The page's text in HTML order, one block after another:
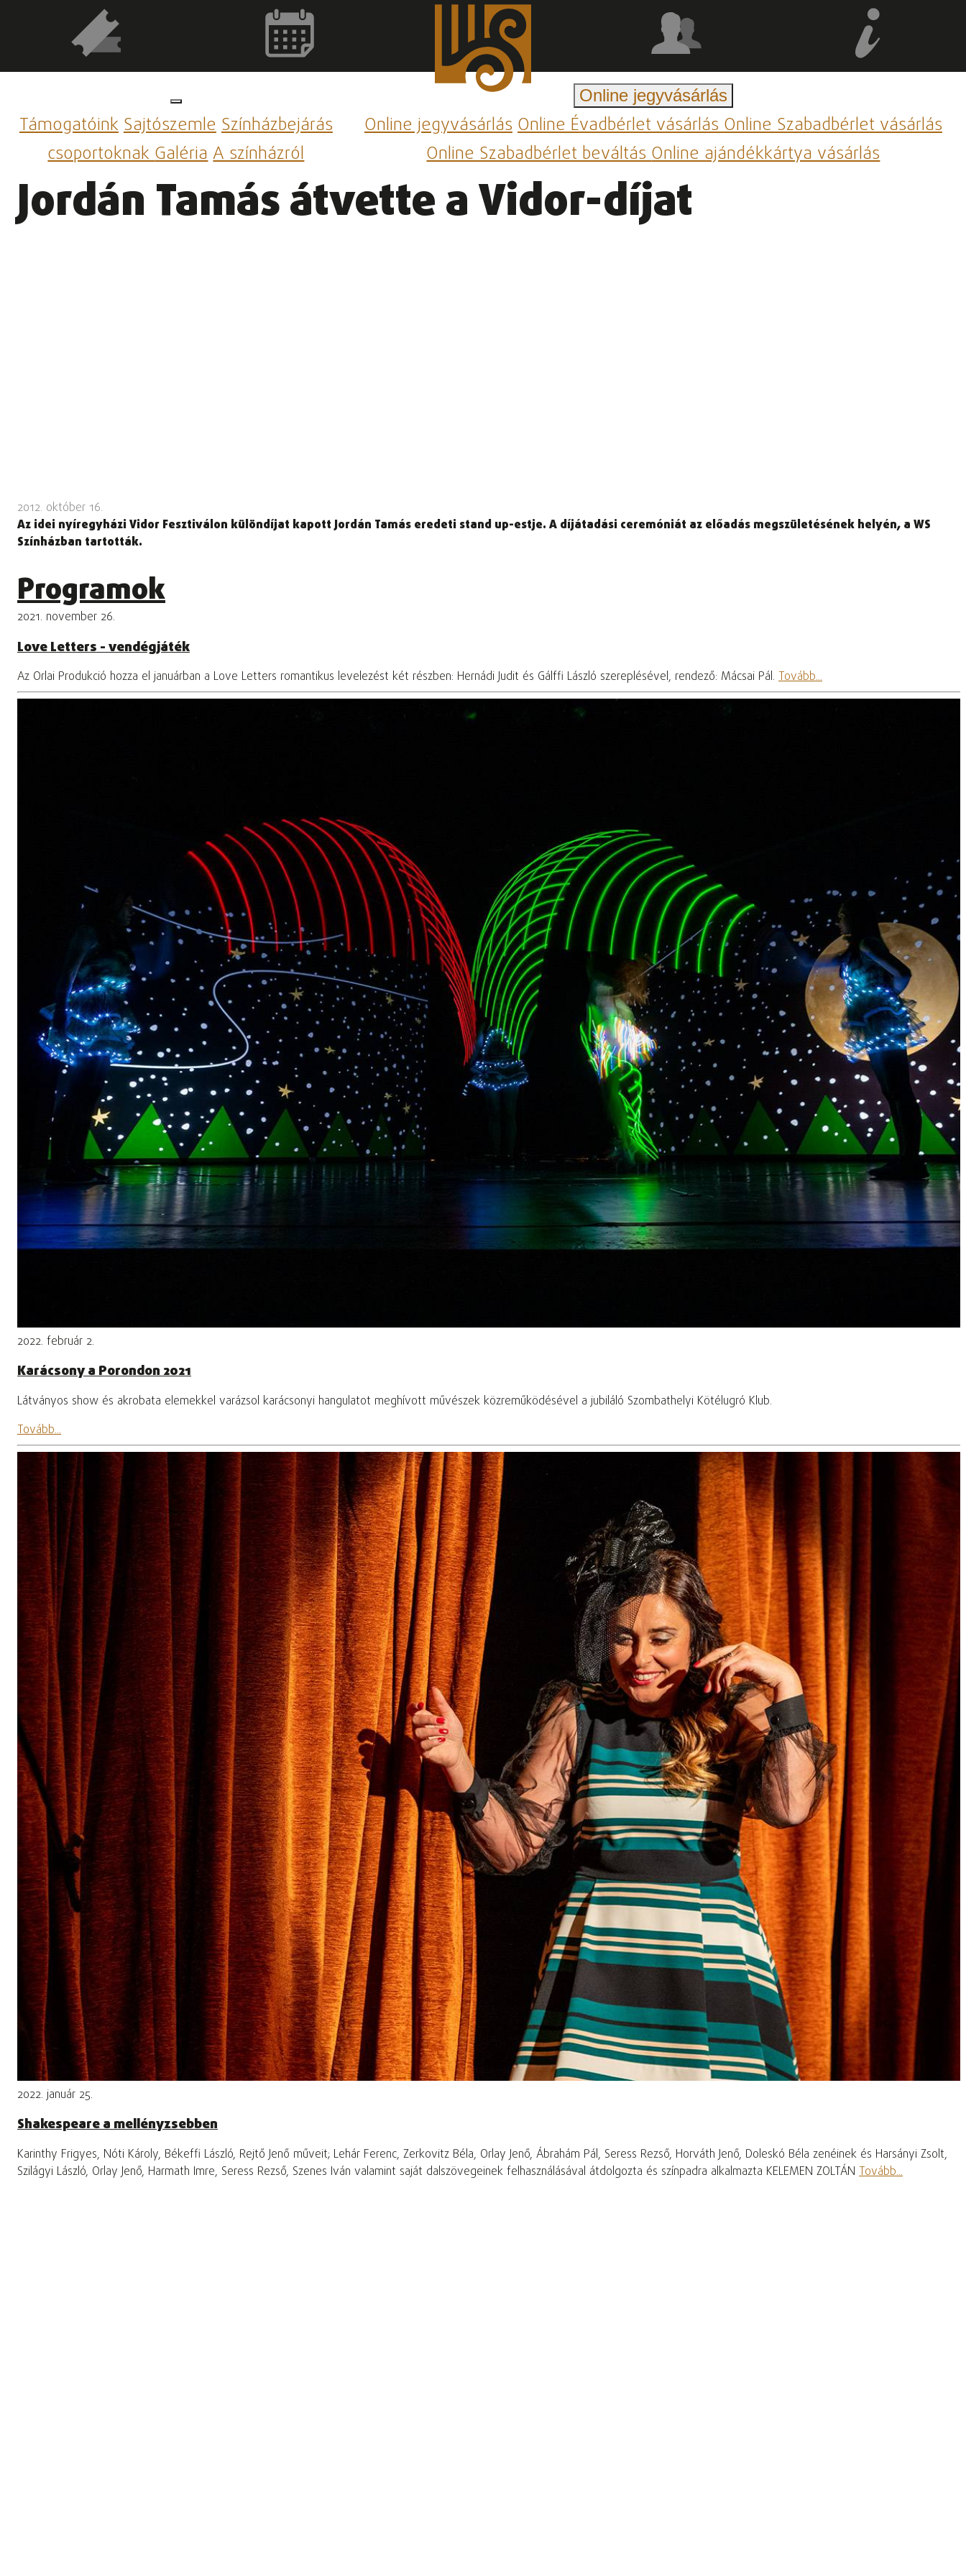
TámogatóinkSajtószemleSzínházbejárás
csoportoknakGalériaA színházról
Online jegyvásárlás
Online jegyvásárlásOnline Évadbérlet vásárlásOnline Szabadbérlet vásárlás
Online Szabadbérlet beváltásOnline ajándékkártya vásárlás
Jordán Tamás átvette a Vidor-díjat
2012. október 16.
Az idei nyíregyházi Vidor Fesztiválon különdíjat kapott Jordán Tamás eredeti stand up-estje. A díjátadási ceremóniát az előadás megszületésének helyén, a WS
Színházban tartották.
Programok
2021. november 26.
Love Letters - vendégjáték
Az Orlai Produkció hozza el januárban a Love Letters romantikus levelezést két részben: Hernádi Judit és Gálffi László szereplésével, rendező: Mácsai Pál. Tovább...
2022. február 2.
Karácsony a Porondon 2021
Látványos show és akrobata elemekkel varázsol karácsonyi hangulatot meghívott művészek közreműködésével a jubiláló Szombathelyi Kötélugró Klub.
Tovább...
2022. január 25.
Shakespeare a mellényzsebben
Karinthy Frigyes, Nóti Károly, Békeffi László, Rejtő Jenő műveit; Lehár Ferenc, Zerkovitz Béla, Orlay Jenő, Ábrahám Pál, Seress Rezső, Horváth Jenő, Doleskó Béla zenéinek és Harsányi Zsolt,
Szilágyi László, Orlay Jenő, Harmath Imre, Seress Rezső, Szenes Iván valamint saját dalszövegeinek felhasználásával átdolgozta és színpadra alkalmazta KELEMEN ZOLTÁN Tovább...